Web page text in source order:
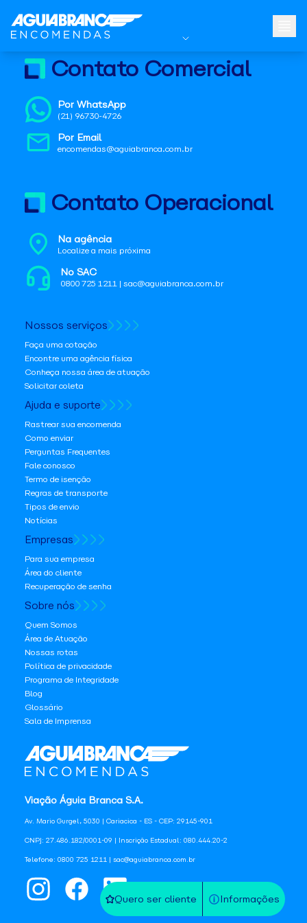
Quero ser cliente Informações
Viação Águia Branca S.A.
Av. Mario Gurgel, 5030 | Cariacica - ES - CEP: 29145-901
CNPJ: 27.486.182/0001-09 | Inscrição Estadual: 080.444.20-2
Telefone: 0800 725 1211 | sac@aguiabranca.com.br
Contato Comercial
Por WhatsApp
(21) 96730-4726
Por Email
encomendas@aguiabranca.com.br
Contato Operacional
Na agência
Localize a mais próxima
No SAC
0800 725 1211 | sac@aguiabranca.com.br
Nossos serviços
Faça uma cotação
Encontre uma agência física
Conheça nossa área de atuação
Solicitar coleta
Ajuda e suporte
Rastrear sua encomenda
Como enviar
Perguntas Frequentes
Fale conosco
Termo de isenção
Regras de transporte
Tipos de envio
Notícias
Empresas
Para sua empresa
Área do cliente
Recuperação de senha
Sobre nós
Quem Somos
Área de Atuação
Nossas rotas
Política de privacidade
Programa de Integridade
Blog
Glossário
Sala de Imprensa